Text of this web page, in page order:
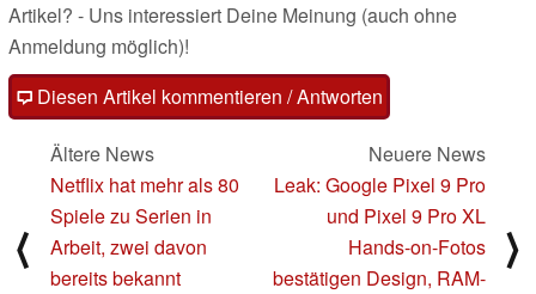
Artikel? - Uns interessiert Deine Meinung (auch ohne
Anmeldung möglich)!
Diesen Artikel kommentieren / Antworten
⟨
Ältere News
Netflix hat mehr als 80
Spiele zu Serien in
Arbeit, zwei davon
bereits bekannt
Neuere News
Leak: Google Pixel 9 Pro
und Pixel 9 Pro XL
Hands-on-Fotos
bestätigen Design, RAM-
⟩